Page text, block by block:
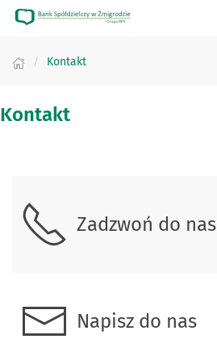
Kontakt
Kontakt
Zadzwoń do nas
Napisz do nas